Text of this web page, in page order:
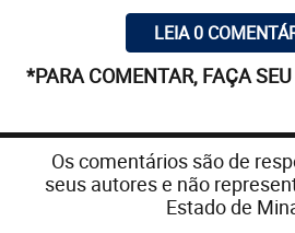
zagueiro Réver descontou para
Esta foi a segunda vitória do
treino contra um rival neste
bateu o Cruzeiro, na Toca da
Jonatas Belusso abriu o placar
LEIA 0
*PARA COMENTAR, FAÇA SEU
Os comentários são de
seus autores e não
Estado de